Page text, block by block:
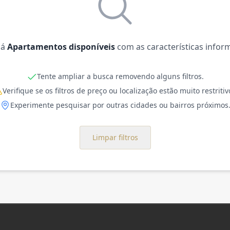
Apartamentos disponíveis com as características
Tente ampliar a busca removendo alguns filtros.
Verifique se os filtros de preço ou localização estão muito
Experimente pesquisar por outras cidades ou bairros próximos.
Limpar filtros